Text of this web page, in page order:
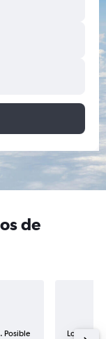
de
Posible
Los